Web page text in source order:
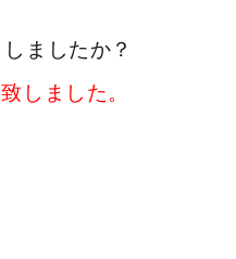
ましたか？
しました。